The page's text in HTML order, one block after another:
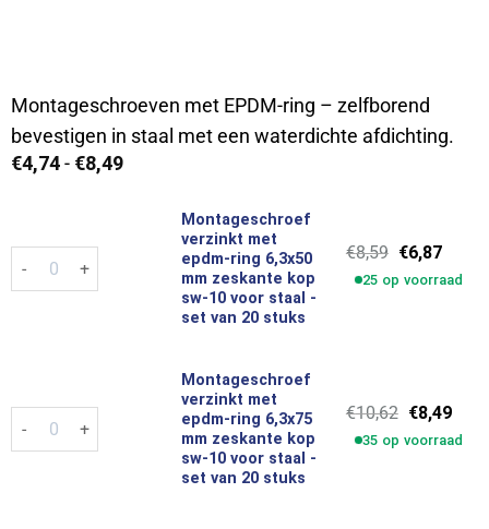
Montageschroeven met EPDM-ring – zelfborend
bevestigen in staal met een waterdichte afdichting.
€4,74 - €8,49Prijsklasse:
Montageschroef verzinkt met epdm-ring 6,3x50 mm
Montageschroef
verzinkt met
epdm-ring 6,3x50
mm zeskante kop
sw-10 voor staal -
set van 20 stuks
€8,59
prijs
€6,87
prijs
25 op voorraad
Montageschroef verzinkt met epdm-ring 6,3x75 mm
Montageschroef
verzinkt met
epdm-ring 6,3x75
mm zeskante kop
sw-10 voor staal -
set van 20 stuks
€10,62
prijs
€8,49
prijs
35 op voorraad